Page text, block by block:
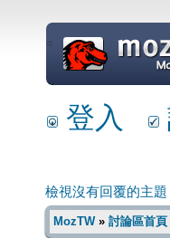
=
登入
檢視沒有回覆的主題
MozTW» 討論區首頁